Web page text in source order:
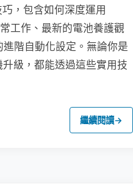
，包含如何深度運用
工作、最新的電池養護觀
階自動化設定。無論你是
級，都能透過這些實用技
繼續閱讀→